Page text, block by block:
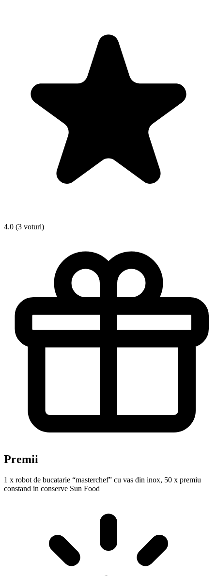
4.0 (3 voturi)
Premii
1 x robot de bucatarie “masterchef” cu vas din inox, 50 x premiu
constand in conserve Sun Food